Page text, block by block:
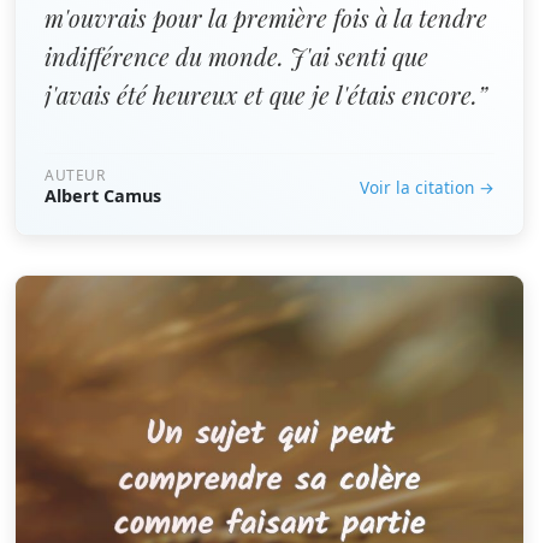
m'ouvrais pour la première fois à la tendre
indifférence du monde. J'ai senti que
j'avais été heureux et que je l'étais encore.”
AUTEUR
Albert Camus Voir la citation →